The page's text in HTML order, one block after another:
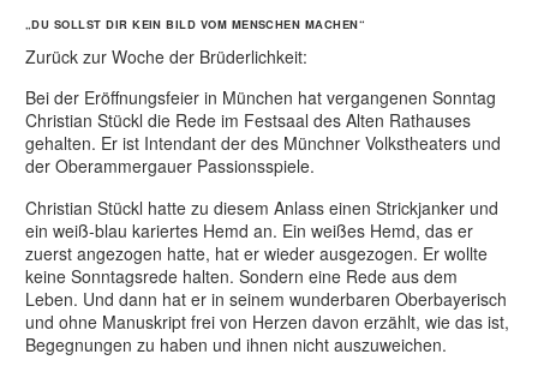
„DU SOLLST DIR KEIN BILD VOM MENSCHEN MACHEN“
Zurück zur Woche der Brüderlichkeit:
Bei der Eröffnungsfeier in München hat vergangenen Sonntag
Christian Stückl die Rede im Festsaal des Alten Rathauses
gehalten. Er ist Intendant der des Münchner Volkstheaters und
der Oberammergauer Passionsspiele.
Christian Stückl hatte zu diesem Anlass einen Strickjanker und
ein weiß-blau kariertes Hemd an. Ein weißes Hemd, das er
zuerst angezogen hatte, hat er wieder ausgezogen. Er wollte
keine Sonntagsrede halten. Sondern eine Rede aus dem
Leben. Und dann hat er in seinem wunderbaren Oberbayerisch
und ohne Manuskript frei von Herzen davon erzählt, wie das ist,
Begegnungen zu haben und ihnen nicht auszuweichen.